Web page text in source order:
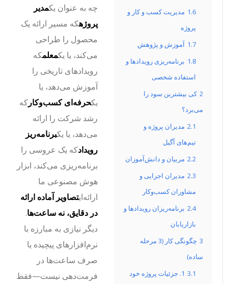
1.6 مدیریت کسب و کار و
پروژه
1.7 آموزش و پژوهش
1.8 برنامه‌ریزی رویدادها و
استفاده شخصی
کی بیشترین سود را
می‌برد؟
2.1 مدیران پروژه و
تیم‌های آگیل
2.2 مربیان و دانش‌آموزان
2.3 مدیران اجرایی و
مشاوران کسب‌وکار
2.4 برنامه‌ریزان رویدادها و
بازاریابان
چگونگی کار (3 مرحله
ساده)
3.1
1. جزئیات پروژه خود
چه به عنوان یک مدیر
پروژهکه مسیر ارائه یک
محصول را طراحی
می‌کند، یا یک معلمکه
رویدادهای تاریخی را
آموزش می‌دهد، یا
حرفه‌ای کسب‌وکارکه
رشد شرکت را ارائه
می‌دهد، یا یک برنامه‌ریز
رویدادکه یک عروسی را
برنامه‌ریزی می‌کند، ابزار
هوش مصنوعی ما
ارائه‌ایتصاویر آماده ارائه
در دقایق، نه ساعت‌ها.
دیگر نیازی به مبارزه با
نرم‌افزارهای پیچیده یا
صرف ساعت‌ها در
فرمت‌دهی نیست—فقط